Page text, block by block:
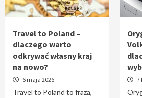
5
powstają nowoczesne
1
Travel to Poland –
własny kraj na nowo?
Travel to Poland –
dlaczego warto
odkrywać własny kraj
na nowo?
6 maja 2026
Travel to Poland to fraza,
7